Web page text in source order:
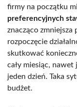
firmy na początku
preferencyjnych
znacząco
rozpoczęcie
skutkować
cały miesiąc,
jeden dzień. Taka
budżet.